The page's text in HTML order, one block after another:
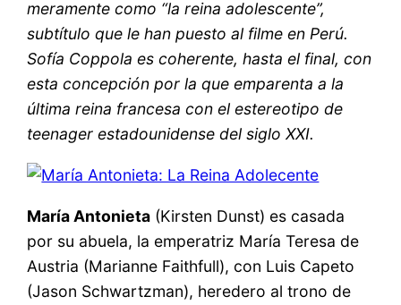
meramente como “la reina adolescente”,
subtítulo que le han puesto al filme en Perú.
Sofía Coppola es coherente, hasta el final, con
esta concepción por la que emparenta a la
última reina francesa con el estereotipo de
teenager estadounidense del siglo XXI.
María Antonieta (Kirsten Dunst) es casada
por su abuela, la emperatriz María Teresa de
Austria (Marianne Faithfull), con Luis Capeto
(Jason Schwartzman), heredero al trono de